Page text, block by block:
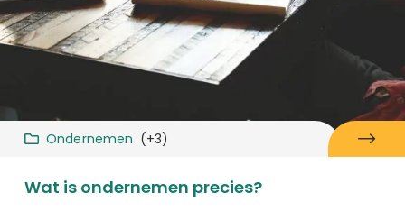
Ondernemen (+3)
Wat is ondernemen precies?